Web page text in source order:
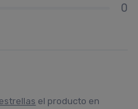
0
el producto en